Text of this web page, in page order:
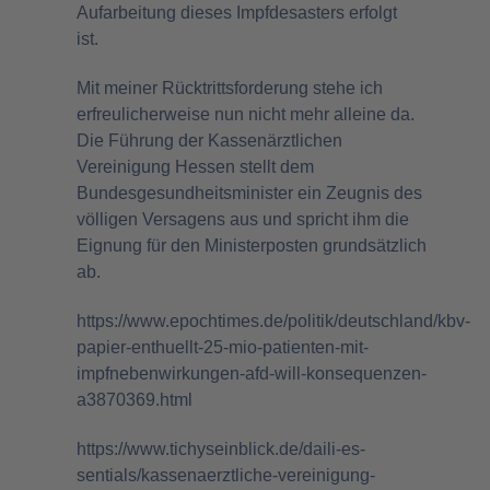
Aufarbeitung dieses Impfdesasters erfolgt
ist.
Mit meiner Rücktrittsforderung stehe ich
erfreulicherweise nun nicht mehr alleine da.
Die Führung der Kassenärztlichen
Vereinigung Hessen stellt dem
Bundesgesundheitsminister ein Zeugnis des
völligen Versagens aus und spricht ihm die
Eignung für den Ministerposten grundsätzlich
ab.
https://www.epochtimes.de/politik/deutschland/kbv-
papier-enthuellt-25-mio-patienten-mit-
impfnebenwirkungen-afd-will-konsequenzen-
a3870369.html
https://www.tichyseinblick.de/daili-es-
sentials/kassenaerztliche-vereinigung-